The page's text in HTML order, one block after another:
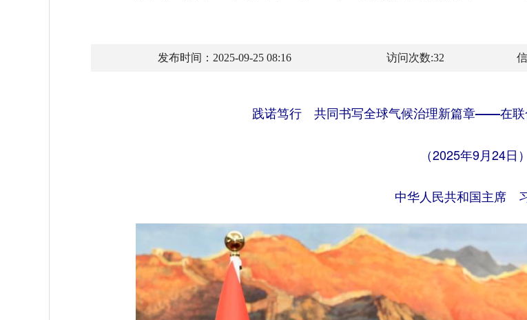
发布时间：2025-09-25 08:16 访问次数:32
践诺笃行 共同书写全球气候治理新篇章——在联
（2025年9月24日）
中华人民共和国主席